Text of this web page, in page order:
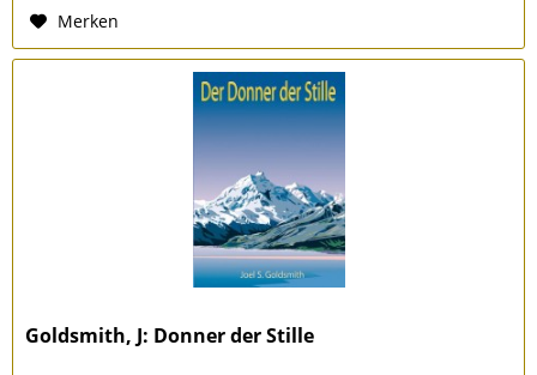
Merken
Goldsmith, J: Donner der Stille